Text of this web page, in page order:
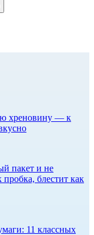
хреновину — к
пакет и не
пробка, блестит как
11 классных